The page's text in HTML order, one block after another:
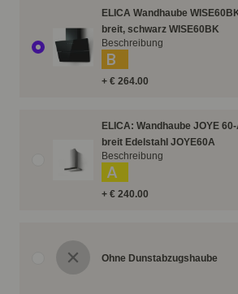
ELICA Wandhaube
breit, schwarz WISE60BK
+ € 264.00
B
Beschreibung
ELICA: Wandhaube JOYE
breit Edelstahl JOYE60A
+ € 240.00
A
Beschreibung
Ohne Dunstabzugshaube